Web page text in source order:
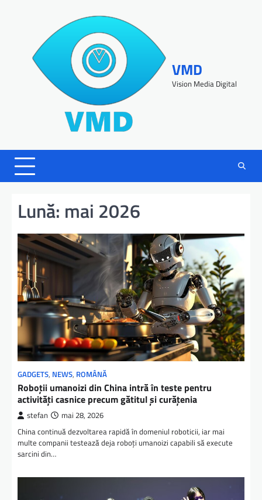
VMD
Vision Media Digital
Lună: mai 2026
GADGETS, NEWS, ROMÂNĂ
Roboții umanoizi din China intră în teste pentru
activități casnice precum gătitul și curățenia
stefan mai 28, 2026
China continuă dezvoltarea rapidă în domeniul roboticii, iar mai
multe companii testează deja roboți umanoizi capabili să execute
sarcini din…